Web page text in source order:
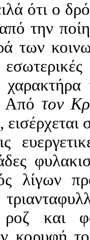
ότι ο
την
των
Από τον
,
λίγων
και